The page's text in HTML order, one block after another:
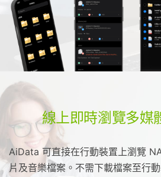
線上即時瀏覽多媒
AiData 可直接在行動裝置上瀏覽
片及音樂檔案。不需下載檔案至行